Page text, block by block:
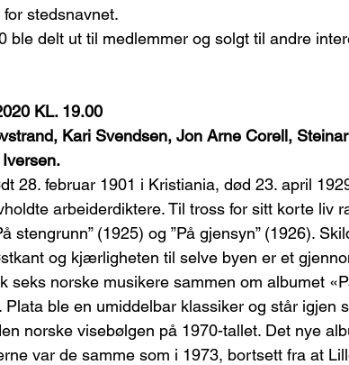
stedsnavnet.
ble delt ut til medlemmer og solgt til andre
KL. 19.00
Kari Svendsen, Jon Arne Corell,
28. februar 1901 i Kristiania, død 23. april
arbeiderdiktere. Til tross for sitt korte liv
stengrunn” (1925) og ”På gjensyn” (1926).
og kjærligheten til selve byen er et
seks norske musikere sammen om albumet
ble en umiddelbar klassiker og står igjen
norske visebølgen på 1970-tallet. Det nye
var de samme som i 1973, bortsett fra at